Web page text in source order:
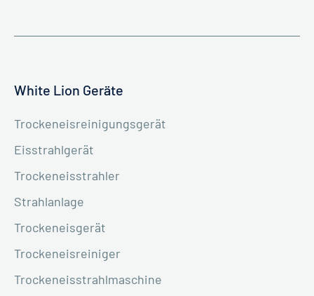
White Lion Geräte
Trockeneisreinigungsgerät
Eisstrahlgerät
Trockeneisstrahler
Strahlanlage
Trockeneisgerät
Trockeneisreiniger
Trockeneisstrahlmaschine